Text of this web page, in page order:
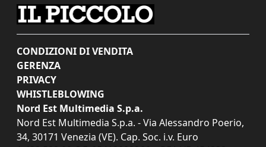
CONDIZIONI DI VENDITA
GERENZA
PRIVACY
WHISTLEBLOWING
Nord Est Multimedia S.p.a.
Nord Est Multimedia S.p.a. - Via Alessandro Poerio,
34, 30171 Venezia (VE). Cap. Soc. i.v. Euro